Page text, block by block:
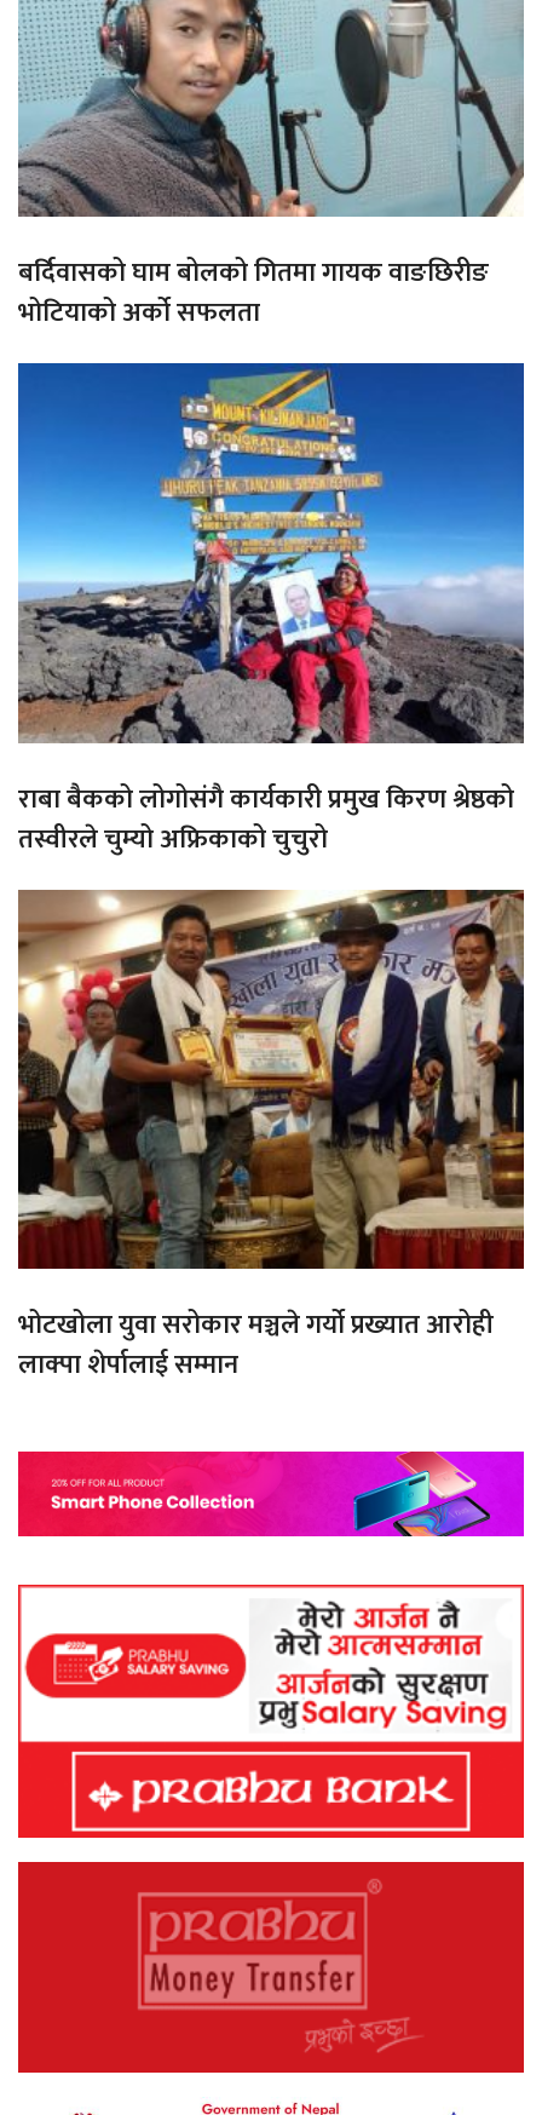
बर्दिवासको घाम बोलको गितमा गायक वाङछिरीङ
भोटियाको अर्को सफलता
राबा बैकको लोगोसंगै कार्यकारी प्रमुख किरण श्रेष्ठको
तस्वीरले चुम्यो अफ्रिकाको चुचुरो
भोटखोला युवा सरोकार मञ्चले गर्यो प्रख्यात आरोही
लाक्पा शेर्पालाई सम्मान